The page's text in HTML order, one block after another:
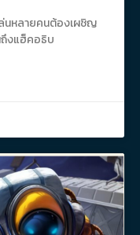
นหลายคนต้องเผชิญ
ถึงแฮ็คอธิบ